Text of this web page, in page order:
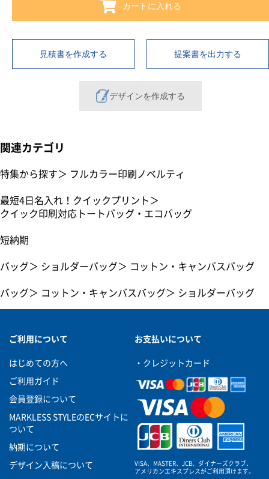
カートに入れる
見積書を作成する 提案書を出力する
デザインを作成する
関連カテゴリ
特集から探す＞ フルカラー印刷ノベルティ
最短4日名入れ！クイックプリント ＞
クイック印刷対応トートバッグ・エコバッグ
短納期
バッグ＞ ショルダーバッグ＞ コットン・キャンバスバッグ
バッグ＞ コットン・キャンバスバッグ＞ ショルダーバッグ
ご利用について
はじめての方へ
ご利用ガイド
会員登録について
MARKLESS STYLEのECサイトに
ついて
納期について
デザイン入稿について
お支払いについて
・クレジットカード
VISA、MASTER、JCB、ダイナーズクラブ、
アメリカンエキスプレスがご利用頂けます。